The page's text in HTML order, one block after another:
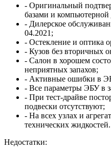
- Оригинальный
базами и компьютерной
- Дилерское
04.2021;
- Остекление и оптика
- Кузов без вторичных
- Салон в хорошем
неприятных запахов;
- Активные ошибки в
- Все параметры ЭБУ в
- При тест-драйве
подвески отсутствуют;
- На всех узлах и
технических жидкостей.
Недостатки: